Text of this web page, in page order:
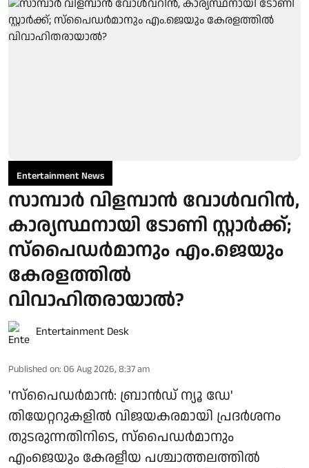
Entertainment News
സാമ്പാർ വിളമ്പാൻ വോൾവറിൻ,
കാര്യസ്ഥനായി ടോണി സ്റ്റാർക്ക്;
സ്പൈഡർമാനും എം.ജെയും
കേരളത്തിൽ
വിവാഹിതരായാൽ?
Entertainment Desk
Published on: 06 Aug 2026, 8:37 am
'സ്‌പൈഡർമാൻ: ബ്രാൻഡ് ന്യൂ ഡേ'
തിയേറ്ററുകളിൽ വിജയകരമായി പ്രദർശനം
തുടരുന്നതിനിടെ, സ്പൈഡർമാനും
എംജെയും കേരളീയ പശ്ചാത്തലത്തിൽ